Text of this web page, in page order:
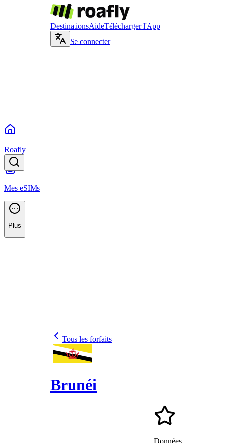
DestinationsAideTélécharger l'App
Se connecter
Roafly
Mes eSIMs
Plus
Tous les forfaits
Brunéi
Données